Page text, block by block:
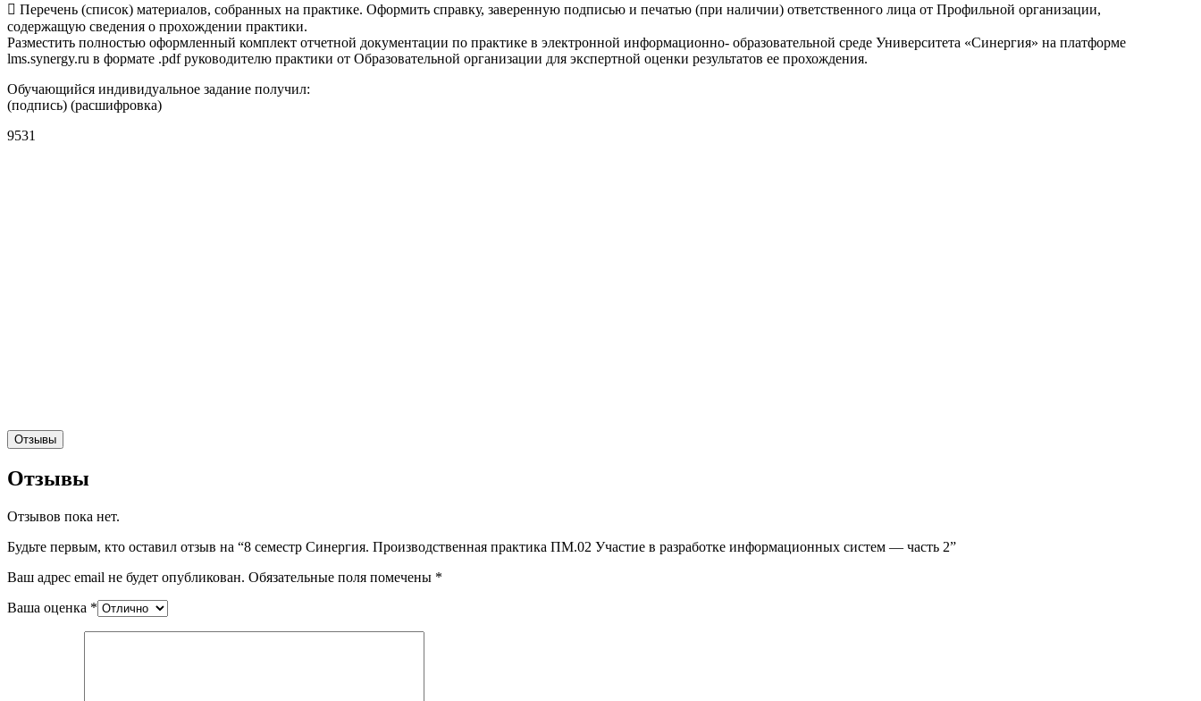
 Перечень (список) материалов, собранных на практике. Оформить справку, заверенную подписью и печатью (при наличии) ответственного лица от Профильной организации,
содержащую сведения о прохождении практики.
Разместить полностью оформленный комплект отчетной документации по практике в электронной информационно- образовательной среде Университета «Синергия» на платформе
lms.synergy.ru в формате .pdf руководителю практики от Образовательной организации для экспертной оценки результатов ее прохождения.
Обучающийся индивидуальное задание получил:
(подпись) (расшифровка)
9531
Отзывы
Отзывы
Отзывов пока нет.
Будьте первым, кто оставил отзыв на “8 семестр Синергия. Производственная практика ПМ.02 Участие в разработке информационных систем — часть 2”
Ваш адрес email не будет опубликован. Обязательные поля помечены *
Ваша оценка *